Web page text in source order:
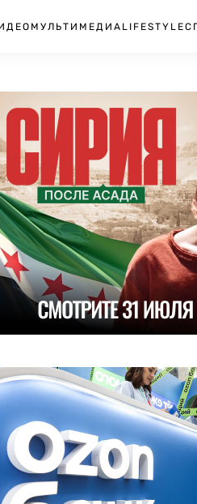
МУЛЬТИМЕДИА LIFESTYLE